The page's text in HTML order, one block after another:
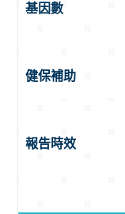
基因數
健保補助
報告時效